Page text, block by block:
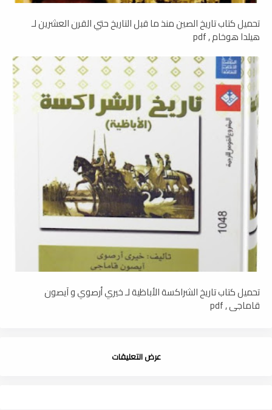
تحميل كتاب تاريخ الصين منذ ما قبل التاريخ حتي القرن العشرين لـ
ھيلدا ھوخام , pdf
تحميل كتاب تاريخ الشراكسة الأباظية لـ خيري أرصوي و آيصون
قاماجي , pdf
عرض التعليقات